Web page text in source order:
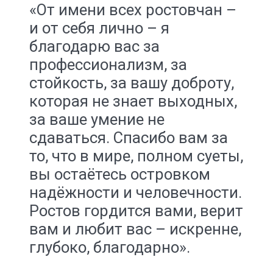
«От имени всех ростовчан –
и от себя лично – я
благодарю вас за
профессионализм, за
стойкость, за вашу доброту,
которая не знает выходных,
за ваше умение не
сдаваться. Спасибо вам за
то, что в мире, полном суеты,
вы остаётесь островком
надёжности и человечности.
Ростов гордится вами, верит
вам и любит вас – искренне,
глубоко, благодарно».